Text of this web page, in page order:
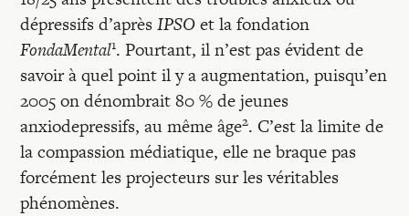
Entretiens
Revues
Colloque
dépressifs d’aprèsIPSOet la fondation
FondaMental1. Pourtant, il n’est pas évident de
savoir à quel point il y a augmentation, puisqu’en
2005 on dénombrait 80 % de jeunes
anxiodepressifs, au même âge2. C’est la limite de
la compassion médiatique, elle ne braque pas
forcément les projecteurs sur les véritables
phénomènes.